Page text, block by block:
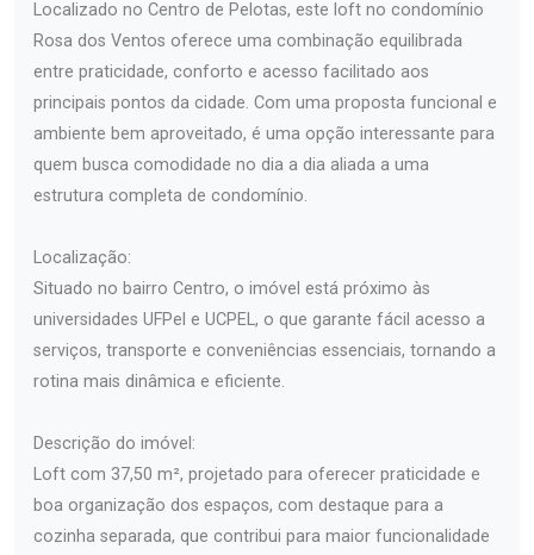
Localizado no Centro de Pelotas, este loft no condomínio
Rosa dos Ventos oferece uma combinação equilibrada
entre praticidade, conforto e acesso facilitado aos
principais pontos da cidade. Com uma proposta funcional e
ambiente bem aproveitado, é uma opção interessante para
quem busca comodidade no dia a dia aliada a uma
estrutura completa de condomínio.
Localização:
Situado no bairro Centro, o imóvel está próximo às
universidades UFPel e UCPEL, o que garante fácil acesso a
serviços, transporte e conveniências essenciais, tornando a
rotina mais dinâmica e eficiente.
Descrição do imóvel:
Loft com 37,50 m², projetado para oferecer praticidade e
boa organização dos espaços, com destaque para a
cozinha separada, que contribui para maior funcionalidade